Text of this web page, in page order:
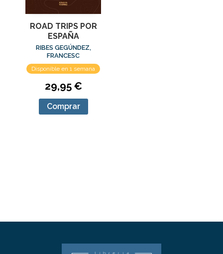
ROAD TRIPS POR
ESPAÑA
RIBES GEGÚNDEZ,
FRANCESC
Disponible en 1 semana
29,95 €
Comprar